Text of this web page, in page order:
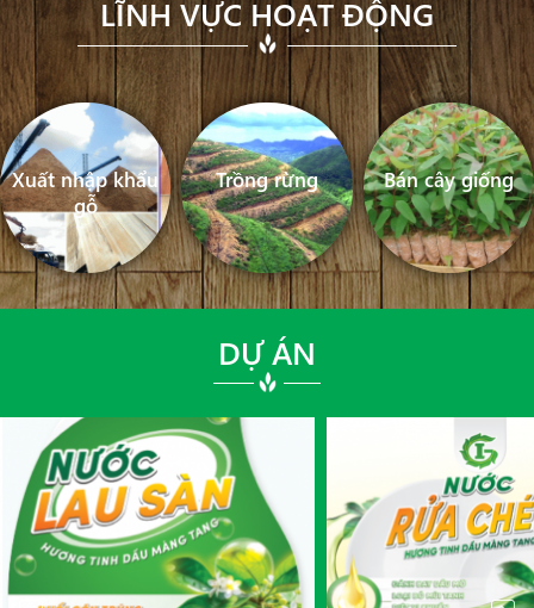
LĨNH VỰC HOẠT ĐỘNG
Xuất nhập khẩu
gỗ
Trồng rừng Bán cây giống
DỰ ÁN